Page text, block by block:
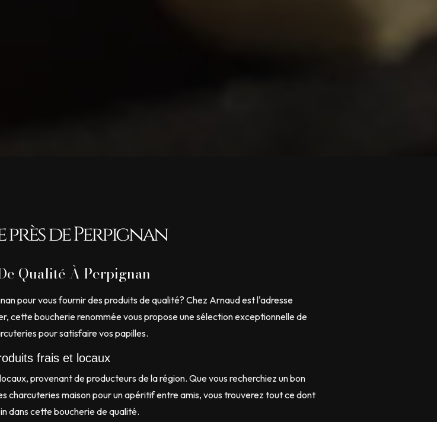
de Perpignan
Qualité À Perpignan
pour vous fournir des produits de qualité? Chez Arnaud est l'adresse
cette boucherie renommée vous propose une sélection exceptionnelle de
pour satisfaire vos papilles.
frais et locaux
provenant de producteurs de la région. Que vous recherchiez un bon
charcuteries maison pour un apéritif entre amis, vous trouverez tout ce dont
dans cette boucherie de qualité.